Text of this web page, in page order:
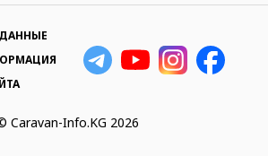
Caravan-Info.KG 2026